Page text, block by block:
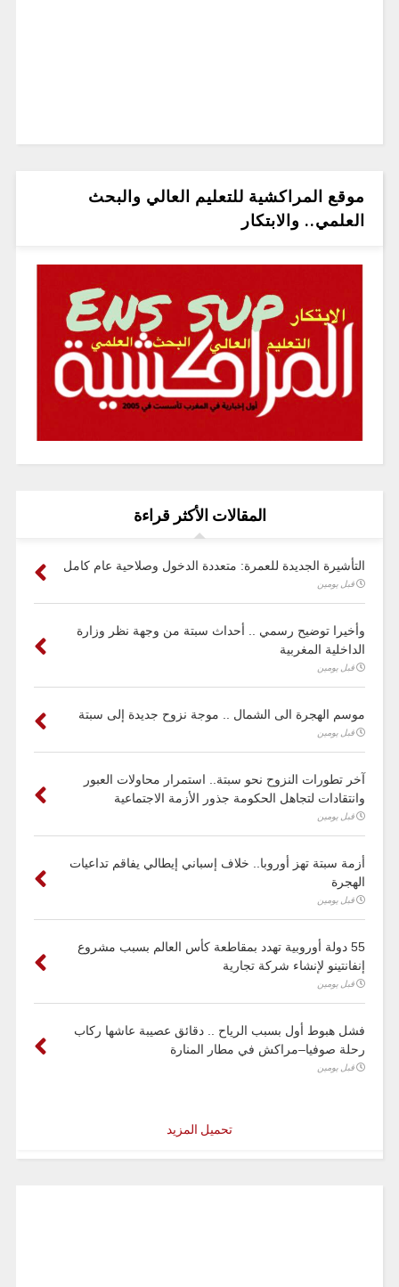
موقع المراكشية للتعليم العالي والبحث
العلمي.. والابتكار
المقالات الأكثر قراءة
التأشيرة الجديدة للعمرة: متعددة الدخول وصلاحية عام كامل
قبل يومين
وأخيرا توضيح رسمي .. أحداث سبتة من وجهة نظر وزارة
الداخلية المغربية
قبل يومين
موسم الهجرة الى الشمال .. موجة نزوح جديدة إلى سبتة
قبل يومين
آخر تطورات النزوح نحو سبتة.. استمرار محاولات العبور
وانتقادات لتجاهل الحكومة جذور الأزمة الاجتماعية
قبل يومين
أزمة سبتة تهز أوروبا.. خلاف إسباني إيطالي يفاقم تداعيات
الهجرة
قبل يومين
55 دولة أوروبية تهدد بمقاطعة كأس العالم بسبب مشروع
إنفانتينو لإنشاء شركة تجارية
قبل يومين
فشل هبوط أول بسبب الرياح .. دقائق عصيبة عاشها ركاب
رحلة صوفيا–مراكش في مطار المنارة
قبل يومين
تحميل المزيد